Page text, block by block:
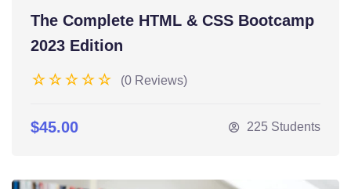
The Complete HTML & CSS Bootcamp
2023 Edition
(0 Reviews)
$45.00 225 Students